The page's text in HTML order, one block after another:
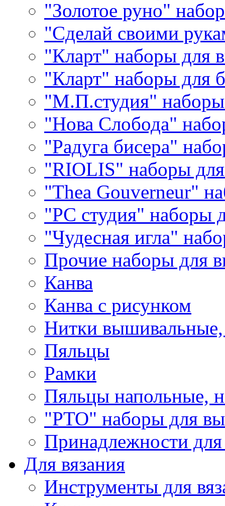
"Золотое руно"
"Сделай своими
"Кларт" наборы для
"Кларт" наборы для
"М.П.студия"
"Нова Слобода"
"Радуга бисера"
"RIOLIS" наборы
"Thea Gouverneur"
"РС студия" наборы
"Чудесная игла"
Прочие наборы для
Канва
Канва с рисунком
Нитки
Пяльцы
Рамки
Пяльцы напольные,
"РТО" наборы для
Принадлежности
Для вязания
Инструменты для